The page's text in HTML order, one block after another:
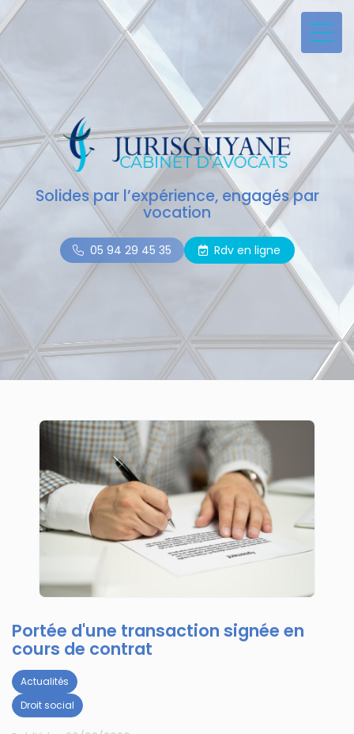
Solides par l’expérience, engagés par
vocation
05 94 29 45 35 Rdv en ligne
Portée d'une transaction signée en
cours de contrat
Actualités
Droit social